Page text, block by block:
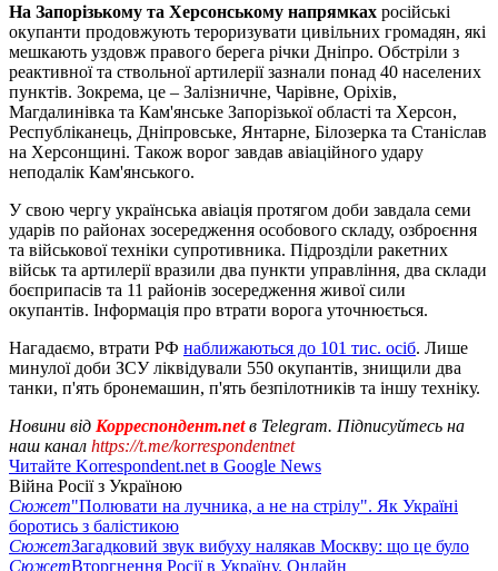
На Запорізькому та Херсонському напрямках російські
окупанти продовжують тероризувати цивільних громадян, які
мешкають уздовж правого берега річки Дніпро. Обстріли з
реактивної та ствольної артилерії зазнали понад 40 населених
пунктів. Зокрема, це – Залізничне, Чарівне, Оріхів,
Магдалинівка та Кам'янське Запорізької області та Херсон,
Республіканець, Дніпровське, Янтарне, Білозерка та Станіслав
на Херсонщині. Також ворог завдав авіаційного удару
неподалік Кам'янського.
У свою чергу українська авіація протягом доби завдала семи
ударів по районах зосередження особового складу, озброєння
та військової техніки супротивника. Підрозділи ракетних
військ та артилерії вразили два пункти управління, два склади
боєприпасів та 11 районів зосередження живої сили
окупантів. Інформація про втрати ворога уточнюється.
Нагадаємо, втрати РФ наближаються до 101 тис. осіб. Лише
минулої доби ЗСУ ліквідували 550 окупантів, знищили два
танки, п'ять бронемашин, п'ять безпілотників та іншу техніку.
Новини від Корреспондент.netв Telegram. Підписуйтесь на
наш канал https://t.me/korrespondentnet
Читайте Korrespondent.net в Google News
Війна Росії з Україною
Сюжет"Полювати на лучника, а не на стрілу". Як Україні
боротись з балістикою
СюжетЗагадковий звук вибуху налякав Москву: що це було
СюжетВторгнення Росії в Україну. Онлайн